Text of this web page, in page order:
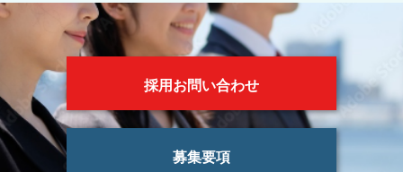
採用お問い合わせ
募集要項